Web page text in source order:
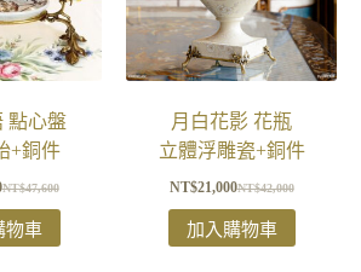
點心盤
+銅件
NT$47,600
物車
月白花影 花瓶
立體浮雕瓷+銅件
NT$42,000
NT$21,000
加入購物車